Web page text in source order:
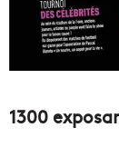
1300